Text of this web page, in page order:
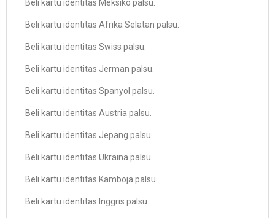
Beli kartu identitas Meksiko palsu.
Beli kartu identitas Afrika Selatan palsu.
Beli kartu identitas Swiss palsu.
Beli kartu identitas Jerman palsu.
Beli kartu identitas Spanyol palsu.
Beli kartu identitas Austria palsu.
Beli kartu identitas Jepang palsu.
Beli kartu identitas Ukraina palsu.
Beli kartu identitas Kamboja palsu.
Beli kartu identitas Inggris palsu.